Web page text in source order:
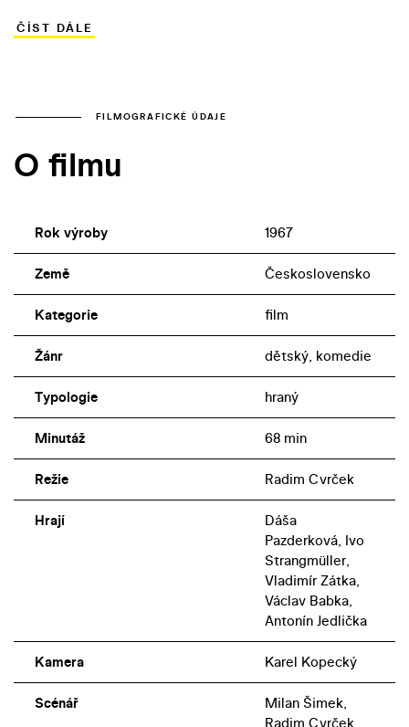
Cestou zažije trojice skrávající se před policií plno
„pistolníků“ ztvárnili Vladimír Zátka a Ivo Strangmülller,
roličce německého kouzelníka se blýskl populární herec
ČÍST DÁLE
FILMOGRAFICKÉ ÚDAJE
O filmu
Rok výroby 1967
Země Československo
Kategorie film
Žánr dětský, komedie
Typologie hraný
Minutáž 68 min
Režie Radim Cvrček
Hrají
Dáša
Pazderková, Ivo
Strangmüller,
Vladimír Zátka,
Václav Babka,
Antonín Jedlička
Kamera Karel Kopecký
Scénář
Milan Šimek,